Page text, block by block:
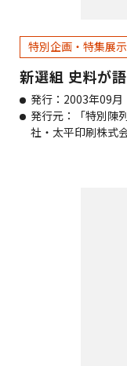
特別企画・特集展
新選組 史料が
発行：2003年09月
発行元：「特別陳
社・太平印刷株式